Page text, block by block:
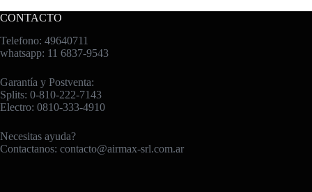
CONTACTO
Telefono: 49640711
whatsapp: 11 6837-9543
Garantía y Postventa:
Splits: 0-810-222-7143
Electro: 0810-333-4910
Necesitas ayuda?
Contactanos: contacto@airmax-srl.com.ar